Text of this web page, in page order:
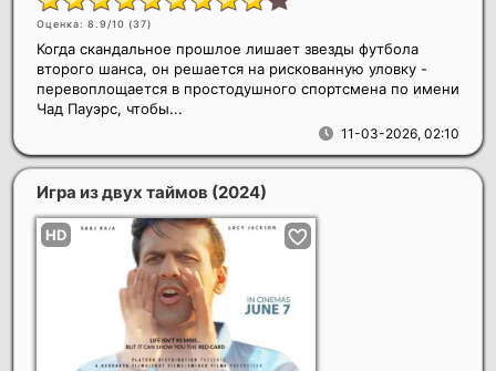
Оценка: 8.9/10 (37)
11-03-2026, 02:10
Когда скандальное прошлое лишает звезды футбола
второго шанса, он решается на рискованную уловку -
перевоплощается в простодушного спортсмена по имени
Чад Пауэрс, чтобы...
Игра из двух таймов (2024)